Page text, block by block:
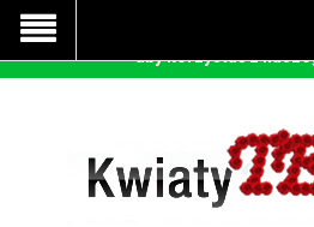
Nasza strona korzysta z cookies -
prawidłowego działania.
aby korzystać z